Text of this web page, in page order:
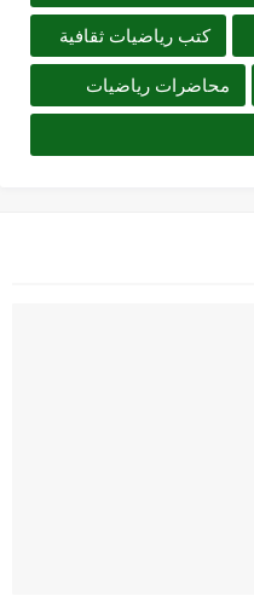
كتب رياضيات ثقافية
محاضرات رياضيات